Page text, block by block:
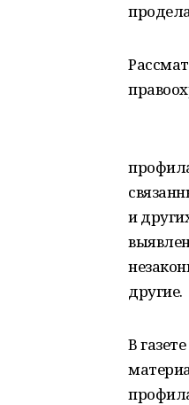
и
другие.
В